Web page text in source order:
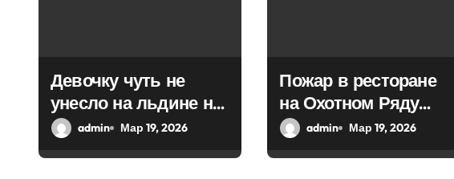
а
п
Девочку чуть не
унесло на льдине на
Волге в Твери
admin Мар 19, 2026
Пожар в ресторане
на Охотном Ряду
удалось потушить
admin Мар 19, 2026